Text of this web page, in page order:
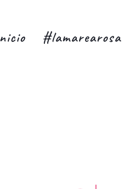
#lamarearosa